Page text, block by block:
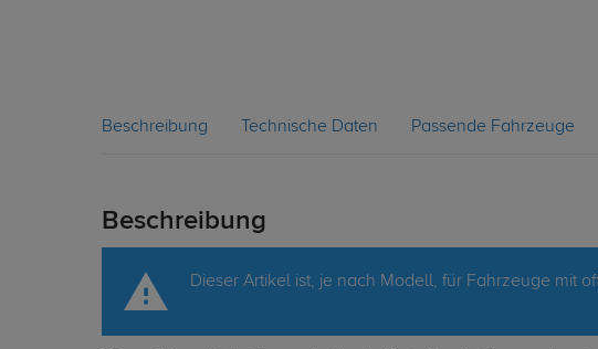
Beschreibung Technische Daten Passende Fahrzeuge
Beschreibung
Dieser Artikel ist, je nach Modell, für Fahrzeuge mit